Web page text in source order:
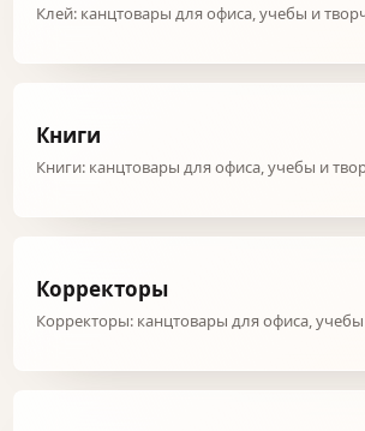
Клей: канцтовары для офиса, учебы и
Книги
Книги: канцтовары для офиса, учебы и
Корректоры
Корректоры: канцтовары для офиса, учебы